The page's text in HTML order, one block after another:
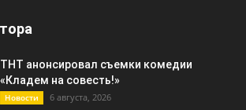
ТНТ анонсировал съемки комедии
«Кладем на совесть!»
Новости 6 августа, 2026